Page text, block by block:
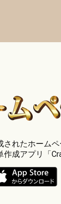
されたホーム
成アプリ「